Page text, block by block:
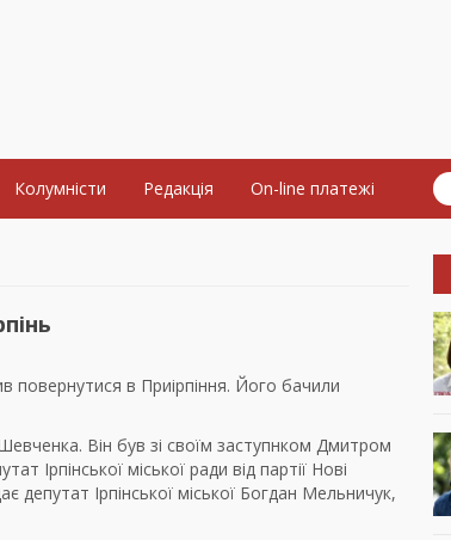
Колумністи Редакція On-line платежі
повернутися в Приірпіння. Його бачили
Він був зі своїм заступнком Дмитром
Ірпінської міської ради від партії Нові
депутат Ірпінської міської Богдан Мельничук,